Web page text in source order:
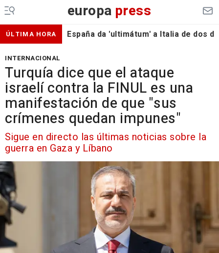
europa press
ÚLTIMA HORA España da 'ultimátum' a Italia de dos
INTERNACIONAL
Turquía dice que el ataque
israelí contra la FINUL es una
manifestación de que "sus
crímenes quedan impunes"
Sigue en directo las últimas noticias sobre la
guerra en Gaza y Líbano